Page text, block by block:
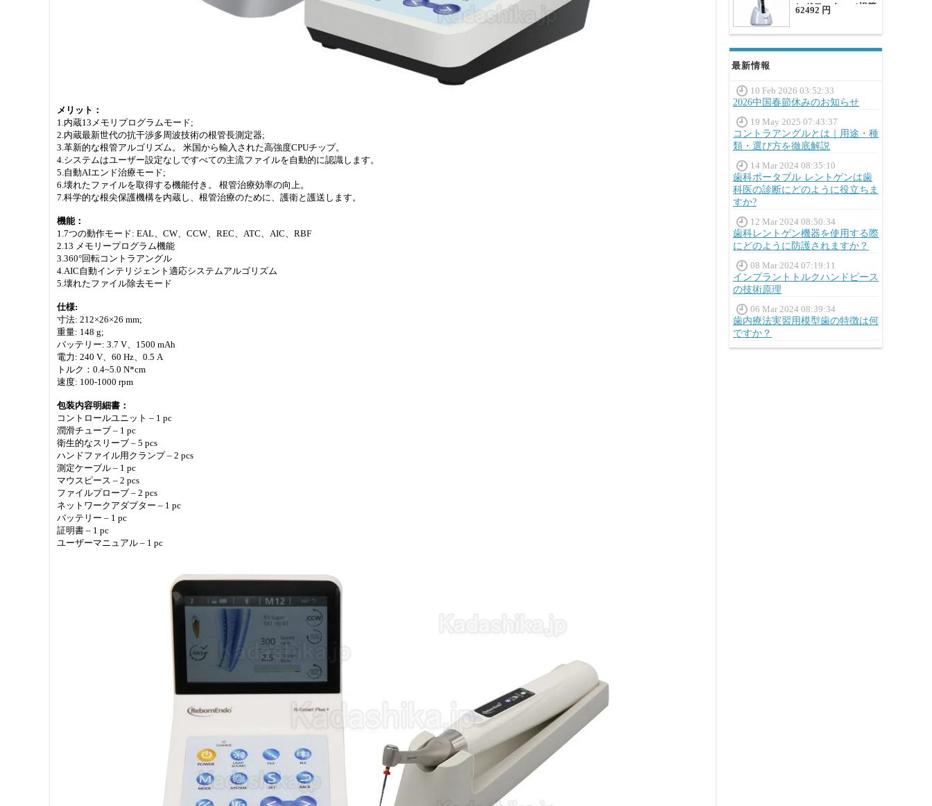
ンドモーター（根管
62492 円
最新情報
10 Feb 2026 03:52:33
2026中国春節休みのお知らせ
19 May 2025 07:43:37
コントラアングルとは｜用途・種
類・選び方を徹底解説
14 Mar 2024 08:35:10
歯科ポータブル レントゲンは歯
科医の診断にどのように役立ちま
すか?
12 Mar 2024 08:50:34
歯科レントゲン機器を使用する際
にどのように防護されますか？
08 Mar 2024 07:19:11
インプラントトルクハンドピース
の技術原理
06 Mar 2024 08:39:34
歯内療法実習用模型歯の特徴は何
ですか？
メリット：
1.内蔵13メモリプログラムモード;
2.内蔵最新世代の抗干渉多周波技術の根管長測定器;
3.革新的な根管アルゴリズム。 米国から輸入された高強度CPUチップ。
4.システムはユーザー設定なしですべての主流ファイルを自動的に認識します。
5.自動AIエンド治療モード;
6.壊れたファイルを取得する機能付き。 根管治療効率の向上。
7.科学的な根尖保護機構を内蔵し、根管治療のために、護衛と護送します。
機能：
1.7つの動作モード: EAL、CW、CCW、REC、ATC、AIC、RBF
2.13 メモリープログラム機能
3.360°回転コントラアングル
4.AIC自動インテリジェント適応システムアルゴリズム
5.壊れたファイル除去モード
仕様:
寸法: 212×26×26 mm;
重量: 148 g;
バッテリー: 3.7 V、1500 mAh
電力: 240 V、60 Hz、0.5 A
トルク：0.4~5.0 N*cm
速度: 100-1000 rpm
包装内容明細書：
コントロールユニット – 1 pc
潤滑チューブ – 1 pc
衛生的なスリーブ – 5 pcs
ハンドファイル用クランプ – 2 pcs
測定ケーブル – 1 pc
マウスピース – 2 pcs
ファイルプローブ – 2 pcs
ネットワークアダプター – 1 pc
バッテリー – 1 pc
証明書 – 1 pc
ユーザーマニュアル – 1 pc